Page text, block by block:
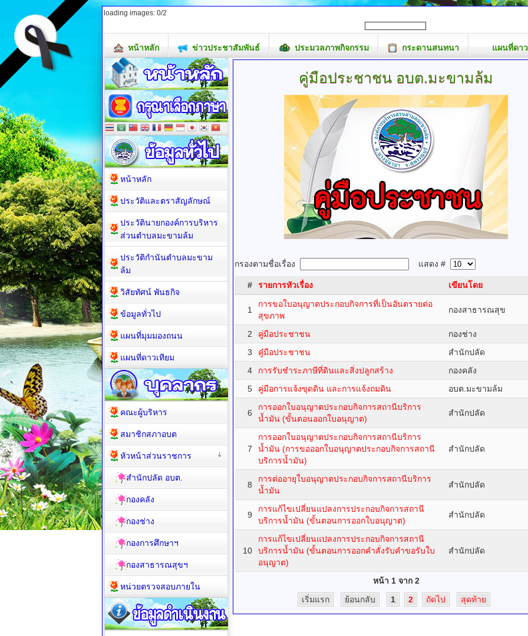
loading images: 0/2
หน้าหลัก ข่าวประชาสัมพันธ์ ประมวลภาพกิจกรรม กระดานสนทนา แผนที่ดา
คู่มือประชาชน อบต.มะขามล้ม
กรองตามชื่อเรื่อง แสดง #
# รายการหัวเรื่อง เขียนโดย
1
การขอใบอนุญาตประกอบกิจการที่เป็นอันตรายต่อ
สุขภาพ
กองสาธารณสุข
2 คู่มือประชาชน
กองช่าง
3
คู๋มือประชาชน
สำนักปลัด
4
การรับชำระภาษีที่ดินและสิ่งปลูกสร้าง
กองคลัง
5
คู่มือการแจ้งขุดดิน และการแจ้งถมดิน อบต.มะขามล้ม
6
การออกใบอนุญาตประกอบกิจการสถานีบริการ
น้ำมัน (ขั้นตอนออกใบอนุญาต)
สำนักปลัด
7
การออกใบอนุญาตประกอบกิจการสถานีบริการ
น้ำมัน (การขอออกใบอนุญาตประกอบกิจการสถานี
บริการน้ำมัน)
สำนักปลัด
8
การต่ออายุใบอนุญาตประกอบกิจการสถานีบริการ
น้ำมัน
สำนักปลัด
9
การแก้ไขเปลี่ยนแปลงการประกอบกิจการสถานี
บริการน้ำมัน (ขั้นตอนการออกใบอนุญาต)
สำนักปลัด
10
การแก้ไขเปลี่ยนแปลงการประกอบกิจการสถานี
บริการน้ำมัน (ขั้นตอนการออกคำสั่งรับคำขอรับใบ
อนุญาต)
สำนักปลัด
หน้า 1 จาก 2
เริ่มแรก
ย้อนกลับ 1 2 ถัดไป สุดท้าย
หน้าหลัก
ประวัติและตราสัญลักษณ์
ประวัตินายกองค์การบริหาร
ส่วนตำบลมะขามล้ม
ประวัติกำนันตำบลมะขาม
ล้ม
วิสัยทัศน์ พันธกิจ
ข้อมูลทั่วไป
แผนที่มุมมองถนน
แผนที่ดาวเทียม
คณะผู้บริหาร
สมาชิกสภาอบต
หัวหน้าส่วนราชการ
สำนักปลัด อบต.
กองคลัง
กองช่าง
กองการศึกษาฯ
กองสาธารณสุขฯ
หน่วยตรวจสอบภายใน